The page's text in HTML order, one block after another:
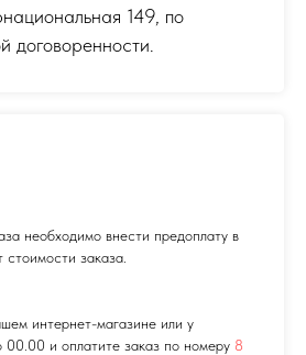
149, по
договоренности.
необходимо внести предоплату в
заказа.
интернет-магазине или у
и оплатите заказ по номеру 8